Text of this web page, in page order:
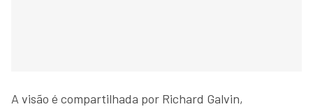
A visão é compartilhada por Richard Galvin,